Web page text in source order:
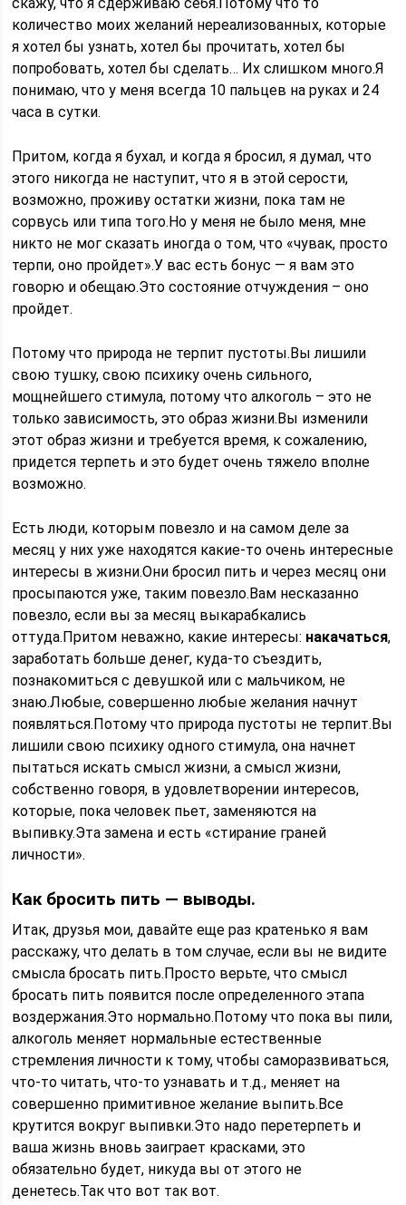
количество моих желаний нереализованных, которые
я хотел бы узнать, хотел бы прочитать, хотел бы
попробовать, хотел бы сделать… Их слишком много.Я
понимаю, что у меня всегда 10 пальцев на руках и 24
часа в сутки.
Притом, когда я бухал, и когда я бросил, я думал, что
этого никогда не наступит, что я в этой серости,
возможно, проживу остатки жизни, пока там не
сорвусь или типа того.Но у меня не было меня, мне
никто не мог сказать иногда о том, что «чувак, просто
терпи, оно пройдет».У вас есть бонус — я вам это
говорю и обещаю.Это состояние отчуждения – оно
пройдет.
Потому что природа не терпит пустоты.Вы лишили
свою тушку, свою психику очень сильного,
мощнейшего стимула, потому что алкоголь – это не
только зависимость, это образ жизни.Вы изменили
этот образ жизни и требуется время, к сожалению,
придется терпеть и это будет очень тяжело вполне
возможно.
Есть люди, которым повезло и на самом деле за
месяц у них уже находятся какие-то очень интересные
интересы в жизни.Они бросил пить и через месяц они
просыпаются уже, таким повезло.Вам несказанно
повезло, если вы за месяц выкарабкались
оттуда.Притом неважно, какие интересы: накачаться,
заработать больше денег, куда-то съездить,
познакомиться с девушкой или с мальчиком, не
знаю.Любые, совершенно любые желания начнут
появляться.Потому что природа пустоты не терпит.Вы
лишили свою психику одного стимула, она начнет
пытаться искать смысл жизни, а смысл жизни,
собственно говоря, в удовлетворении интересов,
которые, пока человек пьет, заменяются на
выпивку.Эта замена и есть «стирание граней
личности».
Как бросить пить — выводы.
Итак, друзья мои, давайте еще раз кратенько я вам
расскажу, что делать в том случае, если вы не видите
смысла бросать пить.Просто верьте, что смысл
бросать пить появится после определенного этапа
воздержания.Это нормально.Потому что пока вы пили,
алкоголь меняет нормальные естественные
стремления личности к тому, чтобы саморазвиваться,
что-то читать, что-то узнавать и т.д., меняет на
совершенно примитивное желание выпить.Все
крутится вокруг выпивки.Это надо перетерпеть и
ваша жизнь вновь заиграет красками, это
обязательно будет, никуда вы от этого не
денетесь.Так что вот так вот.